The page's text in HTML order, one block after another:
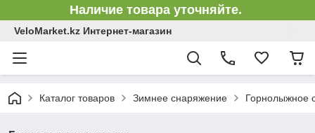
Наличие товара уточняйте.
VeloMarket.kz Интернет-магазин
Каталог товаров Зимнее снаряжение Горнолыжное